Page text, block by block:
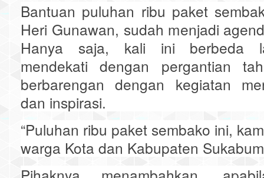
Bantuan puluhan ribu paket
Heri Gunawan, sudah menjadi
Hanya saja, kali ini berbeda
mendekati dengan pergantian
berbarengan dengan kegiatan
dan inspirasi.
“Puluhan ribu paket sembako ini,
warga Kota dan Kabupaten